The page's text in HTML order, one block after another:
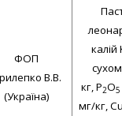
ФОП
В.В.
(Україна)
калій
кг, P2O5
мг/кг,